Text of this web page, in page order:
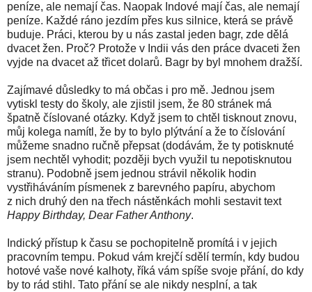
peníze, ale nemají čas. Naopak Indové mají čas, ale nemají
peníze. Každé ráno jezdím přes kus silnice, která se právě
buduje. Práci, kterou by u nás zastal jeden bagr, zde dělá
dvacet žen. Proč? Protože v Indii vás den práce dvaceti žen
vyjde na dvacet až třicet dolarů. Bagr by byl mnohem dražší.
Zajímavé důsledky to má občas i pro mě. Jednou jsem
vytiskl testy do školy, ale zjistil jsem, že 80 stránek má
špatně číslované otázky. Když jsem to chtěl tisknout znovu,
můj kolega namítl, že by to bylo plýtvání a že to číslování
můžeme snadno ručně přepsat (dodávám, že ty potisknuté
jsem nechtěl vyhodit; později bych využil tu nepotisknutou
stranu). Podobně jsem jednou strávil několik hodin
vystřiháváním písmenek z barevného papíru, abychom
z nich druhý den na třech nástěnkách mohli sestavit text
Happy Birthday, Dear Father Anthony.
Indický přístup k času se pochopitelně promítá i v jejich
pracovním tempu. Pokud vám krejčí sdělí termín, kdy budou
hotové vaše nové kalhoty, říká vám spíše svoje přání, do kdy
by to rád stihl. Tato přání se ale nikdy nesplní, a tak